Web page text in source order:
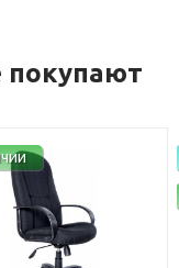
покупают